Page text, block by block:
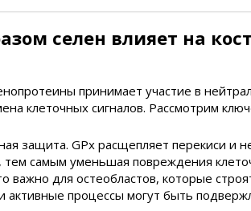
селен влияет на
принимает участие в
клеточных сигналов. Рассмотрим
защита. GPx расщепляет перекиси и
тем самым уменьшая повреждения
важно для остеобластов, которые
активные процессы могут быть